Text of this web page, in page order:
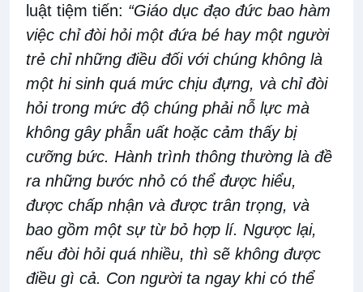
luật tiệm tiến: “Giáo dục đạo đức bao hàm
việc chỉ đòi hỏi một đứa bé hay một người
trẻ chỉ những điều đối với chúng không là
một hi sinh quá mức chịu đựng, và chỉ đòi
hỏi trong mức độ chúng phải nỗ lực mà
không gây phẫn uất hoặc cảm thấy bị
cưỡng bức. Hành trình thông thường là đề
ra những bước nhỏ có thể được hiểu,
được chấp nhận và được trân trọng, và
bao gồm một sự từ bỏ hợp lí. Ngược lại,
nếu đòi hỏi quá nhiều, thì sẽ không được
điều gì cả. Con người ta ngay khi có thể